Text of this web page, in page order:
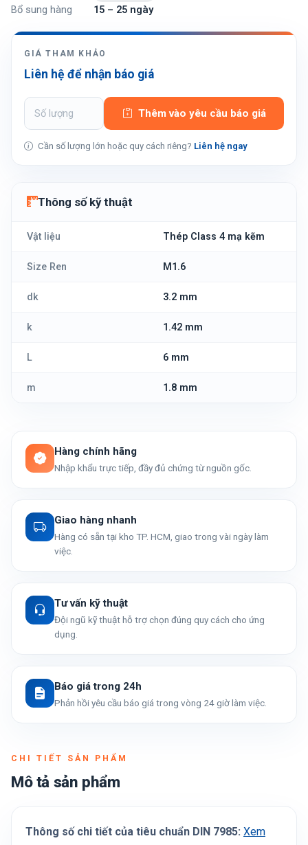
Bổ sung hàng 15 – 25 ngày
GIÁ THAM KHẢO
Liên hệ để nhận báo giá
Thêm vào yêu cầu báo giá
Cần số lượng lớn hoặc quy cách riêng? Liên hệ ngay
Thông số kỹ thuật
Vật liệu Thép Class 4 mạ kẽm
Size Ren M1.6
dk 3.2 mm
k 1.42 mm
L 6 mm
m 1.8 mm
Hàng chính hãng
Nhập khẩu trực tiếp, đầy đủ chứng từ nguồn gốc.
Giao hàng nhanh
Hàng có sẵn tại kho TP. HCM, giao trong vài ngày làm
việc.
Tư vấn kỹ thuật
Đội ngũ kỹ thuật hỗ trợ chọn đúng quy cách cho ứng
dụng.
Báo giá trong 24h
Phản hồi yêu cầu báo giá trong vòng 24 giờ làm việc.
CHI TIẾT SẢN PHẨM
Mô tả sản phẩm
Thông số chi tiết của tiêu chuẩn DIN 7985: Xem